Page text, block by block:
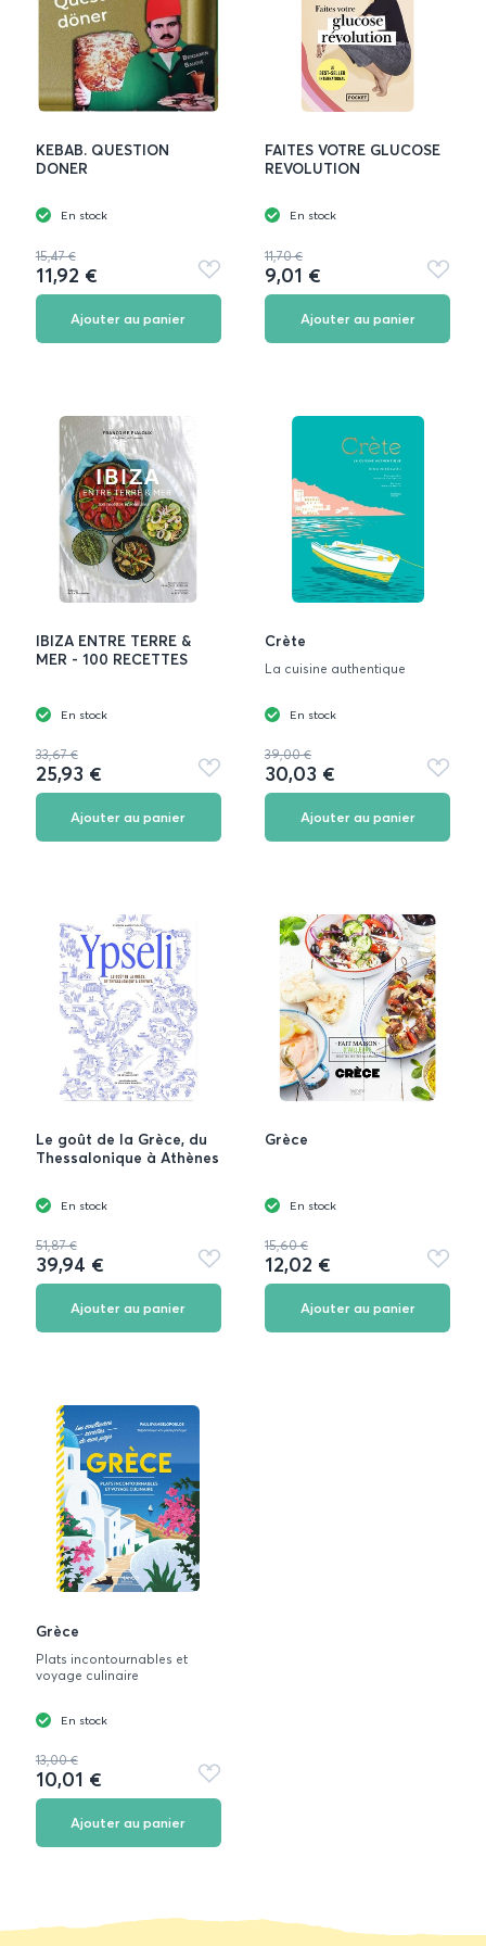
KEBAB. QUESTION
DONER
En stock
15,47 €
11,92 €
Ajouter
aux
Ajouter au panier
FAITES VOTRE GLUCOSE
REVOLUTION
En stock
11,70 €
9,01 €
Ajouter
aux
Ajouter au panier
IBIZA ENTRE TERRE &
MER - 100 RECETTES
En stock
33,67 €
25,93 €
Ajouter
aux
Ajouter au panier
Crète
La cuisine authentique
En stock
39,00 €
30,03 €
Ajouter
aux
Ajouter au panier
Le goût de la Grèce, du
Thessalonique à Athènes
En stock
51,87 €
39,94 €
Ajouter
aux
Ajouter au panier
Grèce
En stock
15,60 €
12,02 €
Ajouter
aux
Ajouter au panier
Grèce
Plats incontournables et
voyage culinaire
En stock
13,00 €
10,01 €
Ajouter
aux
Ajouter au panier